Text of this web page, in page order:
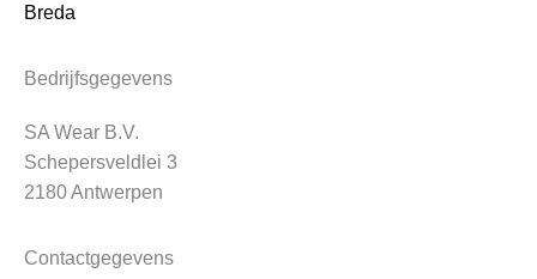
Breda
Bedrijfsgegevens
SA Wear B.V.
Schepersveldlei 3
2180 Antwerpen
Contactgegevens
Facebook
Instagram
LinkedIn